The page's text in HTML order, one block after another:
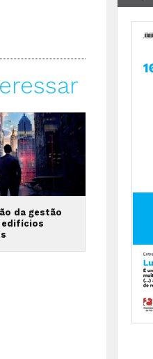
da gestão
edifícios